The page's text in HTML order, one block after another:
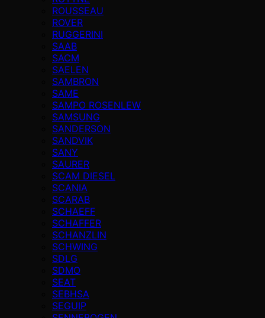
ROUSSEAU
ROVER
RUGGERINI
SAAB
SACM
SAELEN
SAMBRON
SAME
SAMPO ROSENLEW
SAMSUNG
SANDERSON
SANDVIK
SANY
SAURER
SCAM DIESEL
SCANIA
SCARAB
SCHAEFF
SCHAFFER
SCHANZLIN
SCHWING
SDLG
SDMO
SEAT
SEBHSA
SEGUIP